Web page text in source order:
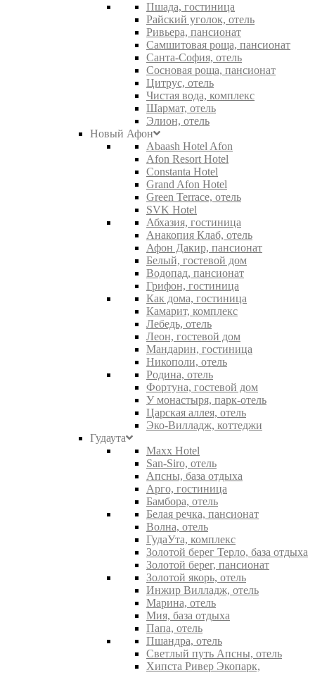
Пшада, гостиница
Райский уголок, отель
Ривьера, пансионат
Самшитовая роща, пансионат
Санта-София, отель
Сосновая роща, пансионат
Цитрус, отель
Чистая вода, комплекс
Шармат, отель
Элион, отель
Новый Афон
Abaash Hotel Afon
Afon Resort Hotel
Constanta Hotel
Grand Afon Hotel
Green Terrace, отель
SVK Hotel
Абхазия, гостиница
Анакопия Клаб, отель
Афон Дакир, пансионат
Белый, гостевой дом
Водопад, пансионат
Грифон, гостиница
Как дома, гостиница
Камарит, комплекс
Лебедь, отель
Леон, гостевой дом
Мандарин, гостиница
Никополи, отель
Родина, отель
Фортуна, гостевой дом
У монастыря, парк-отель
Царская аллея, отель
Эко-Вилладж, коттеджи
Гудаута
Maxx Hotel
San-Siro, отель
Апсны, база отдыха
Арго, гостиница
Бамбора, отель
Белая речка, пансионат
Волна, отель
ГудаУта, комплекс
Золотой берег Терло, база отдыха
Золотой берег, пансионат
Золотой якорь, отель
Инжир Вилладж, отель
Марина, отель
Мия, база отдыха
Папа, отель
Пшандра, отель
Светлый путь Апсны, отель
Хипста Ривер Экопарк,